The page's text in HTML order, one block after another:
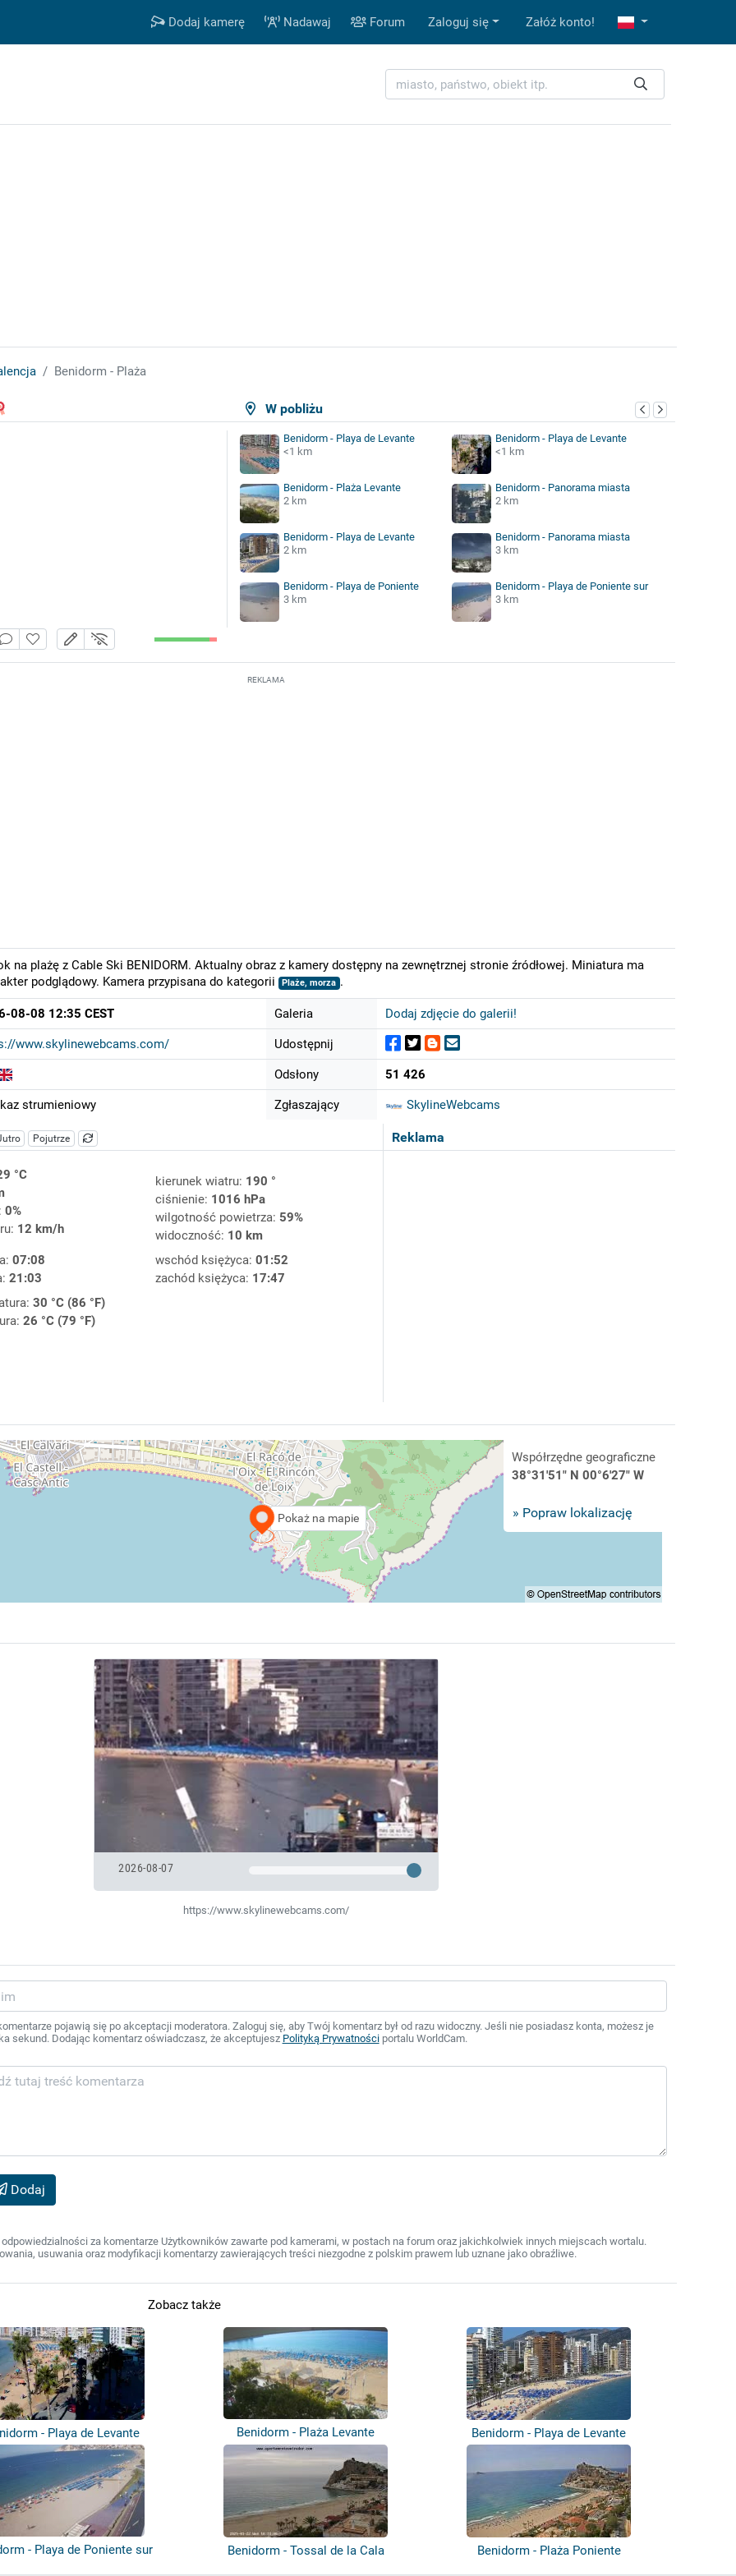
Dodaj kamerę Nadawaj Forum Zaloguj się Załóż konto!
Benidorm - Plaża
W pobliżu
Benidorm - Playa de Levante
<1 km
Benidorm - Playa de Levante
<1 km
Benidorm - Plaża Levante
2 km
Benidorm - Panorama miasta
2 km
Benidorm - Playa de Levante
2 km
Benidorm - Panorama miasta
3 km
Benidorm - Playa de Poniente
3 km
Benidorm - Playa de Poniente sur
3 km
REKLAMA
na plażę z Cable Ski BENIDORM. Aktualny obraz z kamery dostępny na zewnętrznej stronie źródłowej. Miniatura ma
podglądowy. Kamera przypisana do kategorii
Plaże, morza .
08-08 12:35 CEST
www.skylinewebcams.com/
strumieniowy
Galeria Dodaj zdjęcie do galerii!
Udostępnij
Odsłony 51 426
Zgłaszający SkylineWebcams
Reklama
Pojutrze
°C
0%
12 km/h
kierunek wiatru: 190 °
ciśnienie: 1016 hPa
wilgotność powietrza: 59%
widoczność: 10 km
07:08
21:03
wschód księżyca: 01:52
zachód księżyca: 17:47
30 °C (86 °F)
26 °C (79 °F)
Pokaż na mapie
Współrzędne geograficzne
38°31'51" N 00°6'27" W
» Popraw lokalizację
2026-08-07
https://www.skylinewebcams.com/
pojawią się po akceptacji moderatora. Zaloguj się, aby Twój komentarz był od razu widoczny. Jeśli nie posiadasz konta, możesz je
sekund. Dodając komentarz oświadczasz, że akceptujesz Polityką Prywatnościportalu WorldCam.
Dodaj
za komentarze Użytkowników zawarte pod kamerami, w postach na forum oraz jakichkolwiek innych miejscach wortalu.
usuwania oraz modyfikacji komentarzy zawierających treści niezgodne z polskim prawem lub uznane jako obraźliwe.
Zobacz także
- Playa de Levante Benidorm - Plaża Levante Benidorm - Playa de Levante
- Playa de Poniente sur Benidorm - Tossal de la Cala Benidorm - Plaża Poniente